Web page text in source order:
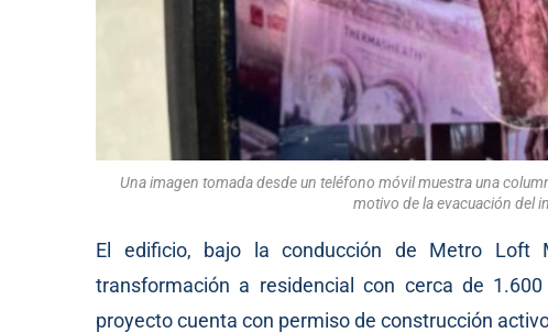
Una imagen tomada desde un teléfono móvil muestra una
motivo de la evacuación del
El edificio, bajo la conducción de Metro Loft
transformación a residencial con cerca de
proyecto cuenta con permiso de construcción